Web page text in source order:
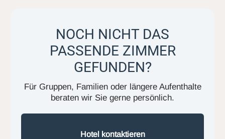
NOCH NICHT DAS
PASSENDE ZIMMER
GEFUNDEN?
Für Gruppen, Familien oder längere Aufenthalte
beraten wir Sie gerne persönlich.
Hotel kontaktieren